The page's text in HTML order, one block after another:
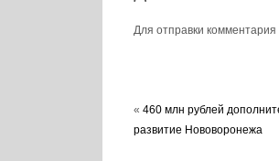
Для отправки
« 460 млн рублей
развитие Нововоронежа